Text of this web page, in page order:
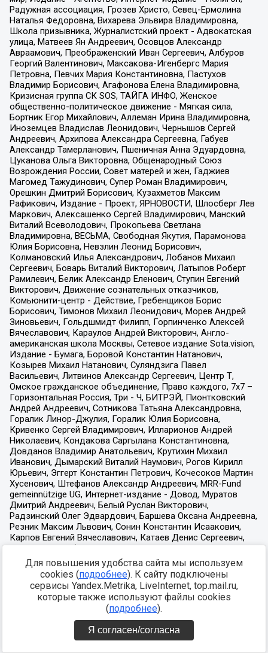
Для повышения удобства сайта мы используем
cookies (подробнее). К сайту подключены
сервисы Yandex.Metrika, LiveInternet, top.mail.ru,
которые также используют файлы cookies
(подробнее).
Я согласен/согласна